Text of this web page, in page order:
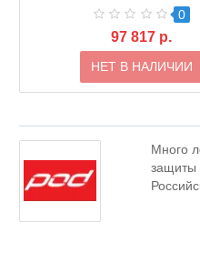
0
97 817 р.
НЕТ В НАЛИЧИИ
Много
защиты